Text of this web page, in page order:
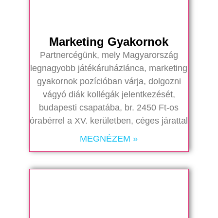
Marketing Gyakornok
Partnercégünk, mely Magyarország
legnagyobb játékáruházlánca, marketing
gyakornok pozícióban várja, dolgozni
vágyó diák kollégák jelentkezését,
budapesti csapatába, br. 2450 Ft-os
órabérrel a XV. kerületben, céges járattal
MEGNÉZEM »